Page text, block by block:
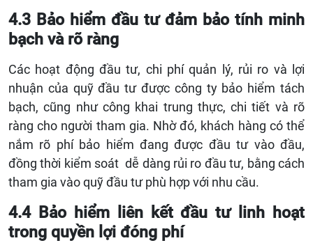
4.3 Bảo hiểm đầu tư đảm bảo tính minh
bạch và rõ ràng
Các hoạt động đầu tư, chi phí quản lý, rủi ro và lợi
nhuận của quỹ đầu tư được công ty bảo hiểm tách
bạch, cũng như công khai trung thực, chi tiết và rõ
ràng cho người tham gia. Nhờ đó, khách hàng có thể
nắm rõ phí bảo hiểm đang được đầu tư vào đầu,
đồng thời kiểm soát dễ dàng rủi ro đầu tư, bằng cách
tham gia vào quỹ đầu tư phù hợp với nhu cầu.
4.4 Bảo hiểm liên kết đầu tư linh hoạt
trong quyền lợi đóng phí